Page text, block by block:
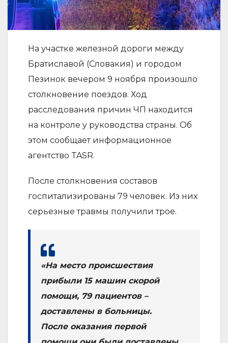
На участке железной дороги между
Братиславой (Словакия) и городом
Пезинок вечером 9 ноября произошло
столкновение поездов. Ход
расследования причин ЧП находится
на контроле у руководства страны. Об
этом сообщает информационное
агентство TASR.
После столкновения составов
госпитализированы 79 человек. Из них
серьезные травмы получили трое.
«На место происшествия
прибыли 15 машин скорой
помощи, 79 пациентов –
доставлены в больницы.
После оказания первой